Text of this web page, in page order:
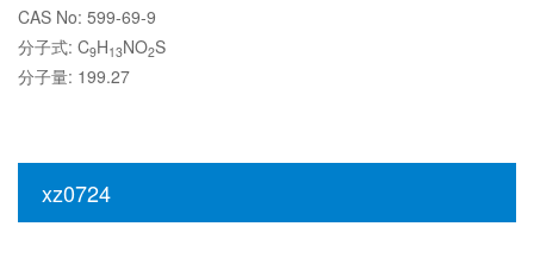
CAS No: 599-69-9
分子式: C9H13NO2S
分子量: 199.27
xz0724